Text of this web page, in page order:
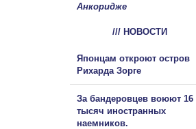
Анкоридже
/// НОВОСТИ
Японцам откроют остров
Рихарда Зорге
За бандеровцев воюют 16
тысяч иностранных
наемников.